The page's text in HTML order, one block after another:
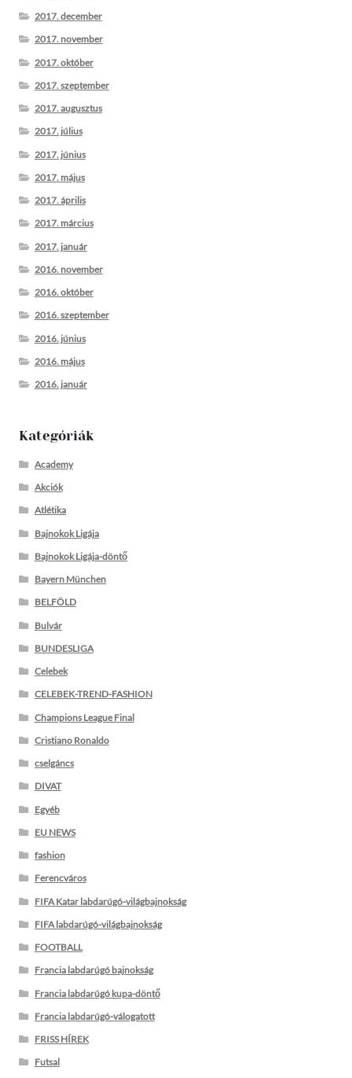
2017. december
2017. november
2017. október
2017. szeptember
2017. augusztus
2017. július
2017. június
2017. május
2017. április
2017. március
2017. január
2016. november
2016. október
2016. szeptember
2016. június
2016. május
2016. január
Kategóriák
Academy
Akciók
Atlétika
Bajnokok Ligája
Bajnokok Ligája-döntő
Bayern München
BELFÖLD
Bulvár
BUNDESLIGA
Celebek
CELEBEK-TREND-FASHION
Champions League Final
Cristiano Ronaldo
cselgáncs
DIVAT
Egyéb
EU NEWS
fashion
Ferencváros
FIFA Katar labdarúgó-világbajnokság
FIFA labdarúgó-világbajnokság
FOOTBALL
Francia labdarúgó bajnokság
Francia labdarúgó kupa-döntő
Francia labdarúgó-válogatott
FRISS HÍREK
Futsal